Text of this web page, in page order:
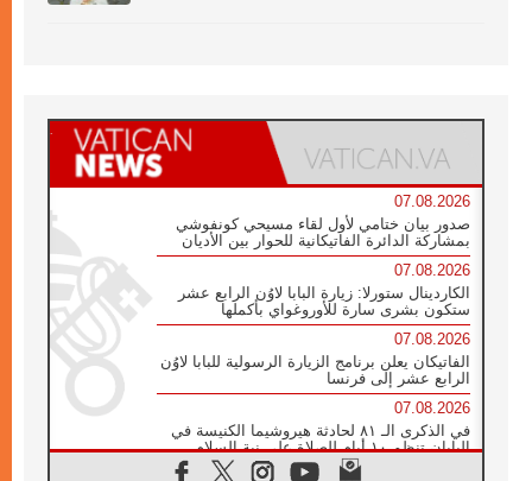
07.08.2026
صدور بيان ختامي لأول لقاء مسيحي كونفوشي
بمشاركة الدائرة الفاتيكانية للحوار بين الأديان
07.08.2026
الكاردينال ستورلا: زيارة البابا لاوُن الرابع عشر
ستكون بشرى سارة للأوروغواي بأكملها
07.08.2026
الفاتيكان يعلن برنامج الزيارة الرسولية للبابا لاوُن
الرابع عشر إلى فرنسا
07.08.2026
في الذكرى الـ ٨١ لحادثة هيروشيما الكنيسة في
اليابان تنظم ١٠ أيام للصلاة على نية السلام